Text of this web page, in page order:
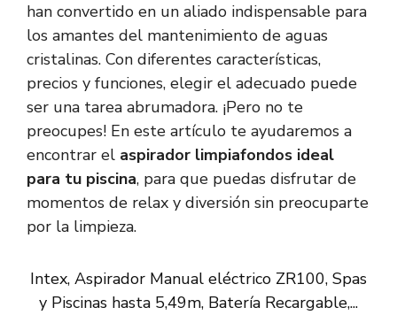
han convertido en un aliado indispensable para
los amantes del mantenimiento de aguas
cristalinas. Con diferentes características,
precios y funciones, elegir el adecuado puede
ser una tarea abrumadora. ¡Pero no te
preocupes! En este artículo te ayudaremos a
encontrar el aspirador limpiafondos ideal
para tu piscina, para que puedas disfrutar de
momentos de relax y diversión sin preocuparte
por la limpieza.
Intex, Aspirador Manual eléctrico ZR100, Spas
y Piscinas hasta 5,49m, Batería Recargable,...